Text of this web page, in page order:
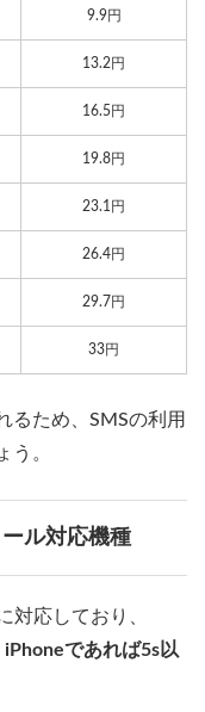
9.9円
13.2円
16.5円
19.8円
23.1円
26.4円
29.7円
33円
るため、SMSの利用
う。
ル対応機種
対応しており、
であれば5s以